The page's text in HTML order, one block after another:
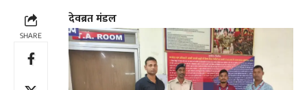
SHARE
देवब्रत मंडल